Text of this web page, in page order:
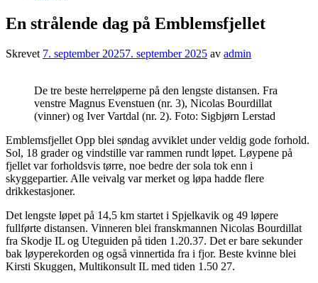
En strålende dag på Emblemsfjellet
Skrevet 7. september 20257. september 2025 av admin
De tre beste herreløperne på den lengste distansen. Fra
venstre Magnus Evenstuen (nr. 3), Nicolas Bourdillat
(vinner) og Iver Vartdal (nr. 2). Foto: Sigbjørn Lerstad
Emblemsfjellet Opp blei søndag avviklet under veldig gode forhold.
Sol, 18 grader og vindstille var rammen rundt løpet. Løypene på
fjellet var forholdsvis tørre, noe bedre der sola tok enn i
skyggepartier. Alle veivalg var merket og løpa hadde flere
drikkestasjoner.
Det lengste løpet på 14,5 km startet i Spjelkavik og 49 løpere
fullførte distansen. Vinneren blei franskmannen Nicolas Bourdillat
fra Skodje IL og Uteguiden på tiden 1.20.37. Det er bare sekunder
bak løyperekorden og også vinnertida fra i fjor. Beste kvinne blei
Kirsti Skuggen, Multikonsult IL med tiden 1.50 27.